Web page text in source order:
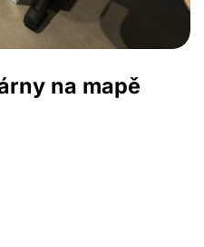
na mapě